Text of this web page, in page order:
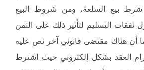
شرط بيع السلعة، ومن شروط البيع
التسليم لتأثير ذلك على الثمن
أن هناك مقتضى قانوني آخر نص عليه
العقد بشكل إلكتروني حيث اشترط